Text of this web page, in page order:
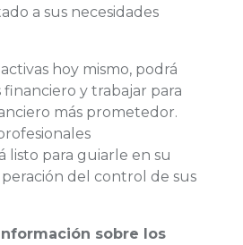
a sus necesidades
hoy mismo, podrá
y trabajar para
más prometedor.
listo para guiarle en su
del control de sus
sobre los